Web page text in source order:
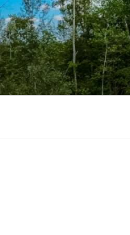
Aller
au
contenu
principal